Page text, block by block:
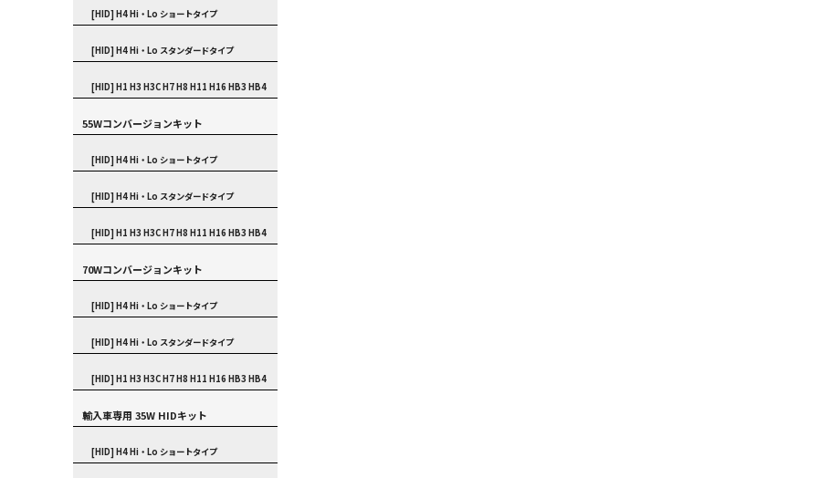
[HID] H4 Hi・Lo ショートタイプ
[HID] H4 Hi・Lo スタンダードタイプ
[HID] H1 H3 H3C H7 H8 H11 H16 HB3 HB4
55Wコンバージョンキット
[HID] H4 Hi・Lo ショートタイプ
[HID] H4 Hi・Lo スタンダードタイプ
[HID] H1 H3 H3C H7 H8 H11 H16 HB3 HB4
70Wコンバージョンキット
[HID] H4 Hi・Lo ショートタイプ
[HID] H4 Hi・Lo スタンダードタイプ
[HID] H1 H3 H3C H7 H8 H11 H16 HB3 HB4
輸入車専用 35W HIDキット
[HID] H4 Hi・Lo ショートタイプ